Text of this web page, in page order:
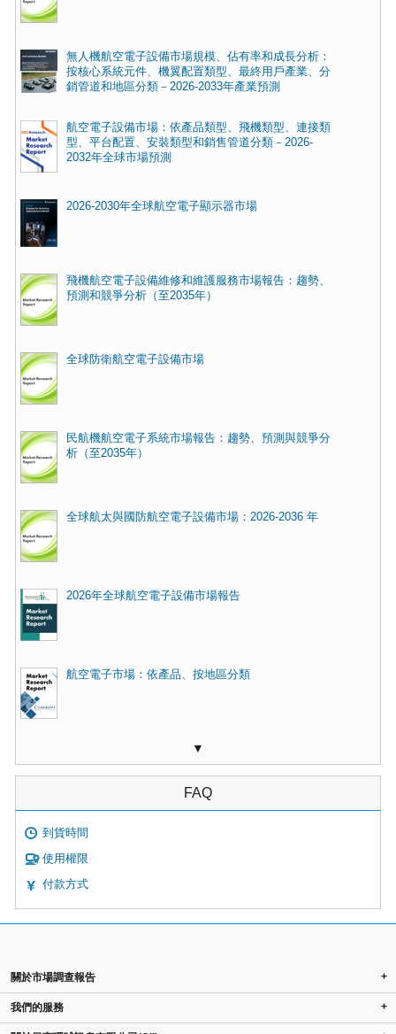
無人機航空電子設備市場規模、佔有率和成長分析：
按核心系統元件、機翼配置類型、最終用戶產業、分
銷管道和地區分類－2026-2033年產業預測
航空電子設備市場：依產品類型、飛機類型、連接類
型、平台配置、安裝類型和銷售管道分類－2026-
2032年全球市場預測
2026-2030年全球航空電子顯示器市場
飛機航空電子設備維修和維護服務市場報告：趨勢、
預測和競爭分析（至2035年）
全球防衛航空電子設備市場
民航機航空電子系統市場報告：趨勢、預測與競爭分
析（至2035年）
全球航太與國防航空電子設備市場：2026-2036 年
2026年全球航空電子設備市場報告
航空電子市場：依產品、按地區分類
▼
FAQ
到貨時間
使用權限
付款方式
關於市場調查報告 +
我們的服務 +